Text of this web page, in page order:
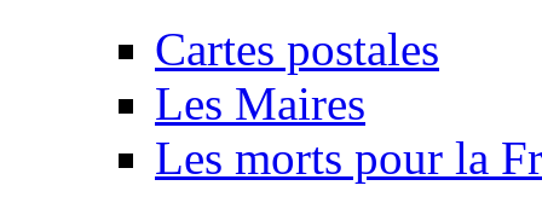
Cartes postales
Les Maires
Les morts pour la